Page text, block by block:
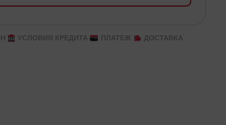
УСЛОВИЯ КРЕДИТА ПЛАТЕЖ ДОСТАВКА